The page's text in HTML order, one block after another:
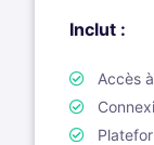
Inclut :
Accès